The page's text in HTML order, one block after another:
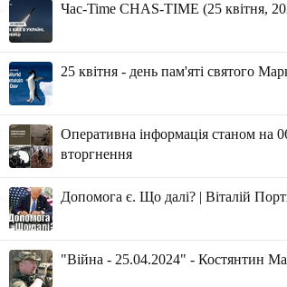
Час-Time CHAS-TIME (25 квітня,
25 квітня - день пам'яті святого
Оперативна інформація станом на
вторгнення
Допомога є. Що далі? | Віталій
"Війна - 25.04.2024" - Костянтин